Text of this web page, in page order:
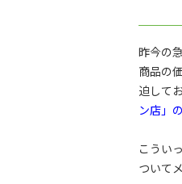
昨今の
商品の
迫して
ン店」
こうい
ついて